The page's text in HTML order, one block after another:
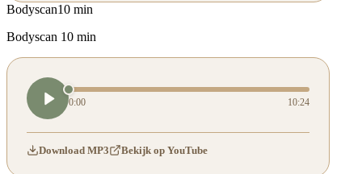
Bodyscan10 min
Bodyscan 10 min
0:00 10:24
Download MP3 Bekijk op YouTube